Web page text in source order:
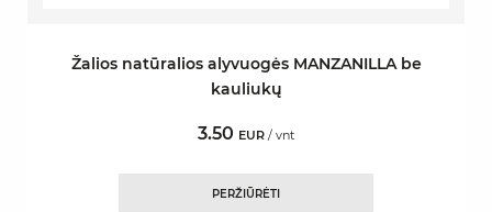
Žalios natūralios alyvuogės MANZANILLA be
kauliukų
3.50 EUR / vnt
PERŽIŪRĖTI